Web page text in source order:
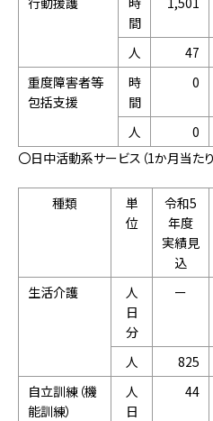
間
人 47
重度障害者等
包括支援
時
間
0
人 0
〇日中活動系サービス（1か月当たり
種類
単
位
令和5
年度
実績見
込
生活介護
人
日
分
ー
人 825
自立訓練（機
能訓練）
人
日
44